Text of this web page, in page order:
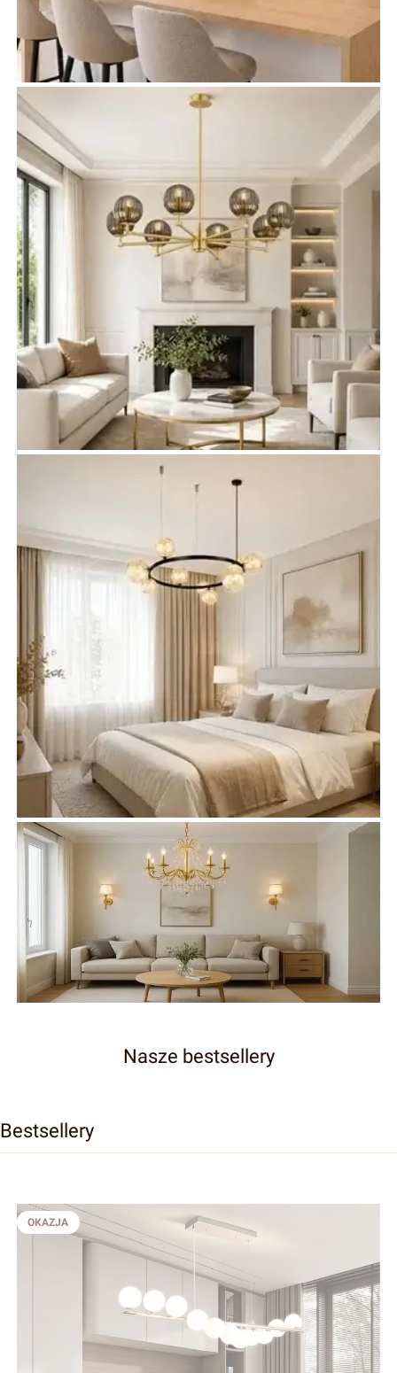
Oświetlenie kuchni
Żyrandole do salonu
Żyrandole do sypialni
Nasze bestsellery
Bestsellery
OKAZJA